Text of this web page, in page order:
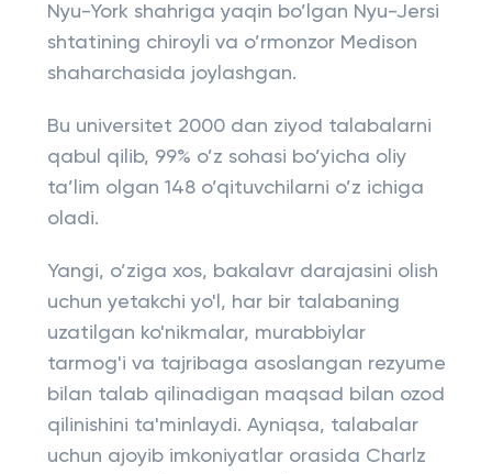
Nyu-York shahriga yaqin bo’lgan Nyu-Jersi
shtatining chiroyli va o’rmonzor Medison
shaharchasida joylashgan.
Bu universitet 2000 dan ziyod talabalarni
qabul qilib, 99% o’z sohasi bo’yicha oliy
ta’lim olgan 148 o’qituvchilarni o’z ichiga
oladi.
Yangi, o’ziga xos, bakalavr darajasini olish
uchun yetakchi yo'l, har bir talabaning
uzatilgan ko'nikmalar, murabbiylar
tarmog'i va tajribaga asoslangan rezyume
bilan talab qilinadigan maqsad bilan ozod
qilinishini ta'minlaydi. Ayniqsa, talabalar
uchun ajoyib imkoniyatlar orasida Charlz